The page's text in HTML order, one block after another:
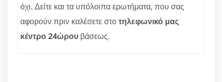
όχι. Δείτε και τα υπόλοιπα ερωτήματα, που σας
αφορούν πριν καλέσετε στοτηλεφωνικό μας
κέντρο 24ώρου βάσεως.